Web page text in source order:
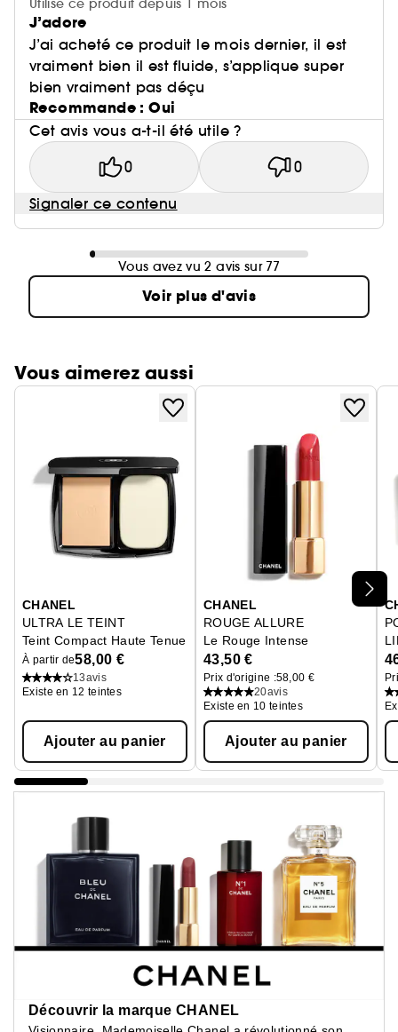
Utilise ce produit depuis 1 mois
J’adore
J’ai acheté ce produit le mois dernier, il est
vraiment bien il est fluide, s’applique super
bien vraiment pas déçu
Recommande : Oui
Cet avis vous a-t-il été utile ?
0 0
Signaler ce contenu
Vous avez vu 2 avis sur 77
Voir plus d'avis
Vous aimerez aussi
CHANEL
ULTRA LE TEINT
Teint Compact Haute Tenue Ultra Confort
À partir de58,00 €
13avis
Existe en 12 teintes
Ajouter au panier
CHANEL
ROUGE ALLURE
Le Rouge Intense
43,50 €
Prix d'origine :58,00 €
20avis
Existe en 10 teintes
Ajouter au panier
Découvrir la marque CHANEL